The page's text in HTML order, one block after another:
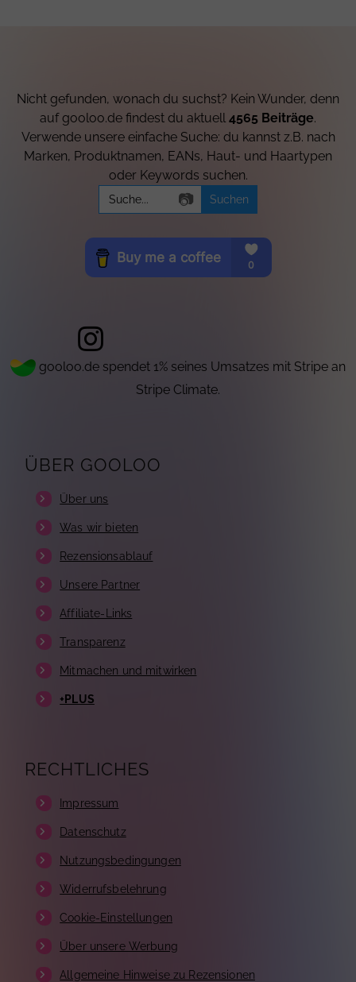
Nicht gefunden, wonach du suchst? Kein Wunder, denn
auf gooloo.de findest du aktuell 4565 Beiträge.
Verwende unsere einfache Suche: du kannst z.B. nach
Marken, Produktnamen, EANs, Haut- und Haartypen
oder Keywords suchen.
Search
for:
📷
gooloo.de spendet 1% seines Umsatzes mit Stripe an
Stripe Climate.
ÜBER GOOLOO
Über uns
Was wir bieten
Rezensionsablauf
Unsere Partner
Affiliate-Links
Transparenz
Mitmachen und mitwirken
+PLUS
RECHTLICHES
Impressum
Datenschutz
Nutzungsbedingungen
Widerrufsbelehrung
Cookie-Einstellungen
Über unsere Werbung
Allgemeine Hinweise zu Rezensionen